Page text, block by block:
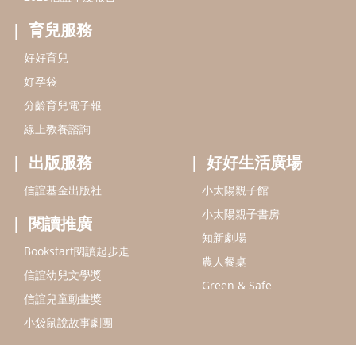
育兒服務
好好育兒
好孕袋
分齡育兒電子報
線上教養諮詢
出版服務
信誼基金出版社
閱讀推廣
Bookstart閱讀起步走
信誼幼兒文學獎
信誼兒童動畫獎
小袋鼠說故事劇團
好好生活廣場
小太陽親子館
小太陽親子書房
知新劇場
農人餐桌
Green & Safe